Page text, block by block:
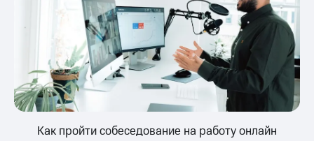
Как пройти собеседование на работу онлайн